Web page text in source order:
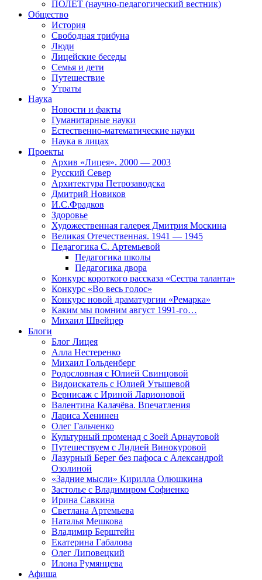
ПОЛЁТ (научно-педагогический вестник)
Общество
История
Свободная трибуна
Люди
Лицейские беседы
Семья и дети
Путешествие
Утраты
Наука
Новости и факты
Гуманитарные науки
Естественно-математические науки
Наука в лицах
Проекты
Архив «Лицея». 2000 — 2003
Русский Север
Архитектура Петрозаводска
Дмитрий Новиков
И.С.Фрадков
Здоровье
Художественная галерея Дмитрия Москина
Великая Отечественная. 1941 — 1945
Педагогика С. Артемьевой
Педагогика школы
Педагогика двора
Конкурс короткого рассказа «Сестра таланта»
Конкурс «Во весь голос»
Конкурс новой драматургии «Ремарка»
Каким мы помним август 1991-го…
Михаил Швейцер
Блоги
Блог Лицея
Алла Нестеренко
Михаил Гольденберг
Родословная с Юлией Свинцовой
Видоискатель с Юлией Утышевой
Вернисаж с Ириной Ларионовой
Валентина Калачёва. Впечатления
Лариса Хенинен
Олег Гальченко
Культурный променад с Зоей Арнаутовой
Путешествуем с Лидией Винокуровой
Лазурный Берег без пафоса с Александрой
Озолиной
«Задние мысли» Кирилла Олюшкина
Застолье с Владимиром Софиенко
Ирина Савкина
Светлана Артемьева
Наталья Мешкова
Владимир Берштейн
Екатерина Габалова
Олег Липовецкий
Илона Румянцева
Афиша